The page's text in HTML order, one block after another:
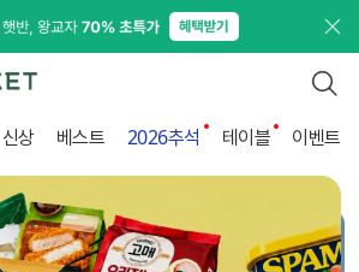
프
검색
신상 베스트 2026추석 테이블 이벤트